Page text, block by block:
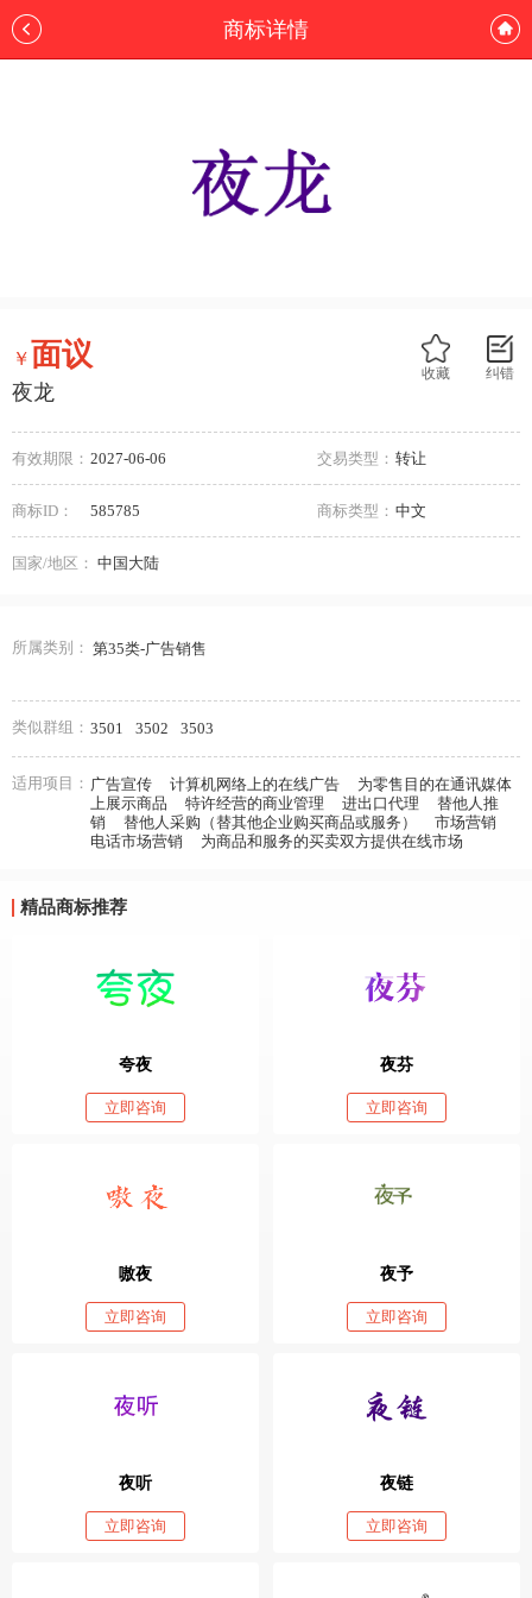
商标详情
纠错
收藏
￥面议
夜龙
有效期限： 2027-06-06 交易类型： 转让
商标ID： 585785 商标类型： 中文
国家/地区： 中国大陆
所属类别： 第35类-广告销售
类似群组： 3501 3502 3503
适用项目： 广告宣传 计算机网络上的在线广告
为零售目的在通讯媒体
上展示商品
特许经营的商业管理 进出口代理
替他人推
销
替他人采购（替其他企业购买商品或服务）
市场营销
电话市场营销
为商品和服务的买卖双方提供在线市场
精品商标推荐
夸夜
立即咨询
夜芬
立即咨询
嗷夜
立即咨询
夜予
立即咨询
夜听
立即咨询
夜链
立即咨询